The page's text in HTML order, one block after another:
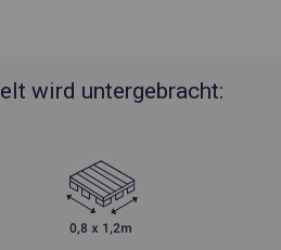
wird untergebracht: